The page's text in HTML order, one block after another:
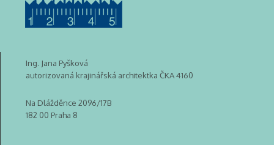
Ing. Jana Pyšková
autorizovaná krajinářská architektka ČKA 4160
Na Dlážděnce 2096/17B
182 00 Praha 8